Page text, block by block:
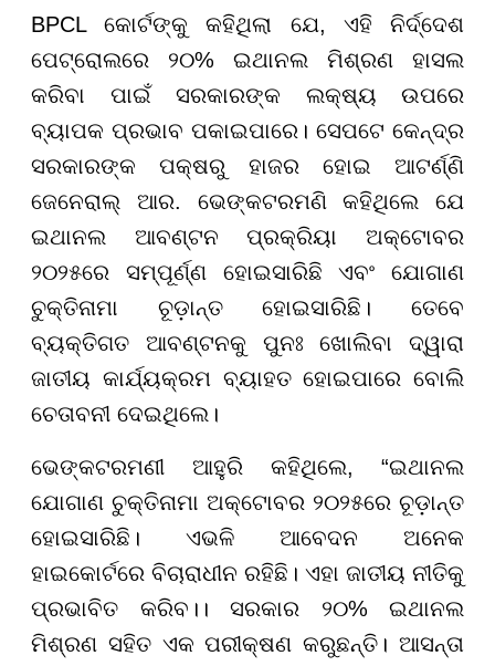
BPCL କୋର୍ଟଙ୍କୁ କହିଥିଲା ଯେ, ଏହି ନିର୍ଦ୍ଦେଶ
ପେଟ୍ରୋଲରେ ୨୦% ଇଥାନଲ ମିଶ୍ରଣ ହାସଲ
କରିବା ପାଇଁ ସରକାରଙ୍କ ଲକ୍ଷ୍ୟ ଉପରେ
ବ୍ୟାପକ ପ୍ରଭାବ ପକାଇପାରେ। ସେପଟେ କେନ୍ଦ୍ର
ସରକାରଙ୍କ ପକ୍ଷରୁ ହାଜର ହୋଇ ଆଟର୍ଣ୍ଣି
ଜେନେରାଲ୍ ଆର. ଭେଙ୍କଟରମଣି କହିଥିଲେ ଯେ
ଇଥାନଲ ଆବଣ୍ଟନ ପ୍ରକ୍ରିୟା ଅକ୍ଟୋବର
୨୦୨୫ରେ ସମ୍ପୂର୍ଣ୍ଣ ହୋଇସାରିଛି ଏବଂ ଯୋଗାଣ
ଚୁକ୍ତିନାମା ଚୂଡ଼ାନ୍ତ ହୋଇସାରିଛି। ତେବେ
ବ୍ୟକ୍ତିଗତ ଆବଣ୍ଟନକୁ ପୁନଃ ଖୋଲିବା ଦ୍ୱାରା
ଜାତୀୟ କାର୍ଯ୍ୟକ୍ରମ ବ୍ୟାହତ ହୋଇପାରେ ବୋଲି
ଚେତାବନୀ ଦେଇଥିଲେ।
ଭେଙ୍କଟରମଣୀ ଆହୁରି କହିଥିଲେ, “ଇଥାନଲ
ଯୋଗାଣ ଚୁକ୍ତିନାମା ଅକ୍ଟୋବର ୨୦୨୫ରେ ଚୂଡ଼ାନ୍ତ
ହୋଇସାରିଛି। ଏଭଳି ଆବେଦନ ଅନେକ
ହାଇକୋର୍ଟରେ ବିଚାରାଧୀନ ରହିଛି। ଏହା ଜାତୀୟ ନୀତିକୁ
ପ୍ରଭାବିତ କରିବ।। ସରକାର ୨୦% ଇଥାନଲ
ମିଶ୍ରଣ ସହିତ ଏକ ପରୀକ୍ଷଣ କରୁଛନ୍ତି। ଆସନ୍ତା